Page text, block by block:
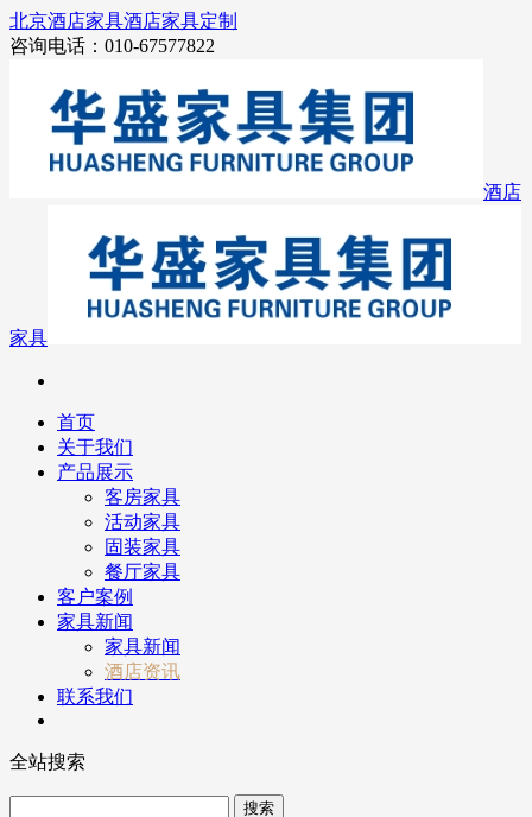
北京酒店家具酒店家具定制
咨询电话：010-67577822
酒店
家具
首页
关于我们
产品展示
客房家具
活动家具
固装家具
餐厅家具
客户案例
家具新闻
家具新闻
酒店资讯
联系我们
全站搜索